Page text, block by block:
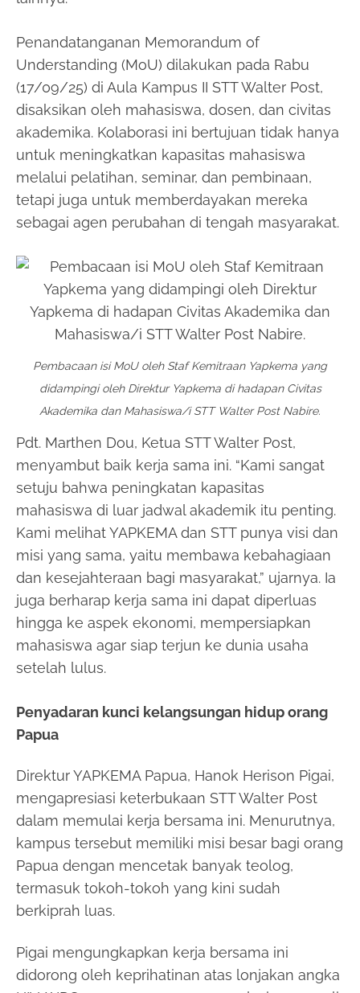
Penandatanganan Memorandum of
Understanding (MoU) dilakukan pada Rabu
(17/09/25) di Aula Kampus II STT Walter Post,
disaksikan oleh mahasiswa, dosen, dan civitas
akademika. Kolaborasi ini bertujuan tidak hanya
untuk meningkatkan kapasitas mahasiswa
melalui pelatihan, seminar, dan pembinaan,
tetapi juga untuk memberdayakan mereka
sebagai agen perubahan di tengah masyarakat.
Pembacaan isi MoU oleh Staf Kemitraan Yapkema yang
didampingi oleh Direktur Yapkema di hadapan Civitas
Akademika dan Mahasiswa/i STT Walter Post Nabire.
Pdt. Marthen Dou, Ketua STT Walter Post,
menyambut baik kerja sama ini. “Kami sangat
setuju bahwa peningkatan kapasitas
mahasiswa di luar jadwal akademik itu penting.
Kami melihat YAPKEMA dan STT punya visi dan
misi yang sama, yaitu membawa kebahagiaan
dan kesejahteraan bagi masyarakat,” ujarnya. Ia
juga berharap kerja sama ini dapat diperluas
hingga ke aspek ekonomi, mempersiapkan
mahasiswa agar siap terjun ke dunia usaha
setelah lulus.
Penyadaran kunci kelangsungan hidup orang
Papua
Direktur YAPKEMA Papua, Hanok Herison Pigai,
mengapresiasi keterbukaan STT Walter Post
dalam memulai kerja bersama ini. Menurutnya,
kampus tersebut memiliki misi besar bagi orang
Papua dengan mencetak banyak teolog,
termasuk tokoh-tokoh yang kini sudah
berkiprah luas.
Pigai mengungkapkan kerja bersama ini
didorong oleh keprihatinan atas lonjakan angka